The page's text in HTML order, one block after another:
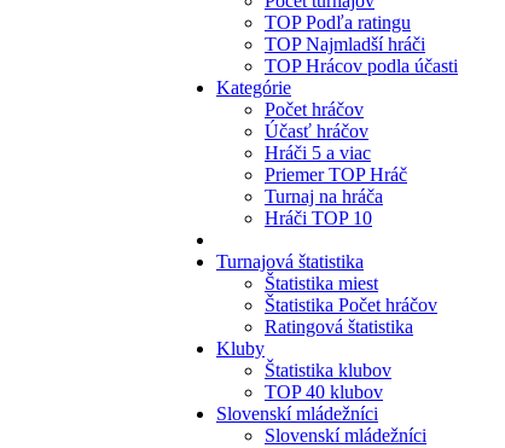
TOP Podľa ratingu
TOP Najmladší hráči
TOP Hrácov podla účasti
Kategórie
Počet hráčov
Účasť hráčov
Hráči 5 a viac
Priemer TOP Hráč
Turnaj na hráča
Hráči TOP 10
Turnajová štatistika
Štatistika miest
Štatistika Počet hráčov
Ratingová štatistika
Kluby
Štatistika klubov
TOP 40 klubov
Slovenskí mládežníci
Slovenskí mládežníci